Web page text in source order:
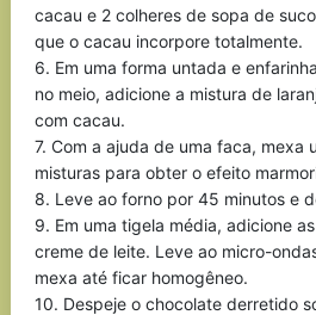
cacau e 2 colheres de sopa de
que o cacau incorpore totalmente.
6. Em uma forma untada e
no meio, adicione a mistura de
com cacau.
7. Com a ajuda de uma faca, mexa
misturas para obter o efeito
8. Leve ao forno por 45 minutos e
9. Em uma tigela média, adicione
creme de leite. Leve ao micro-
mexa até ficar homogêneo.
10. Despeje o chocolate derretido